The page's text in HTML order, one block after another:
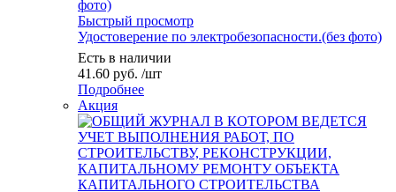
Быстрый просмотр
Удостоверение по электробезопасности.(без фото)
Есть в наличии
41.60 руб. /шт
Подробнее
Акция